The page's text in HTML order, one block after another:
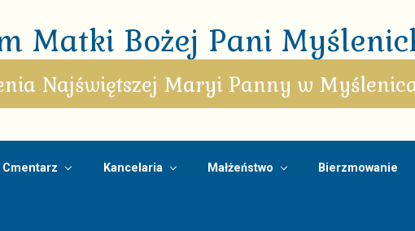
Matki Bożej Pani
Najświętszej Maryi Panny w
Cmentarz Kancelaria Małżeństwo Bierzmowanie